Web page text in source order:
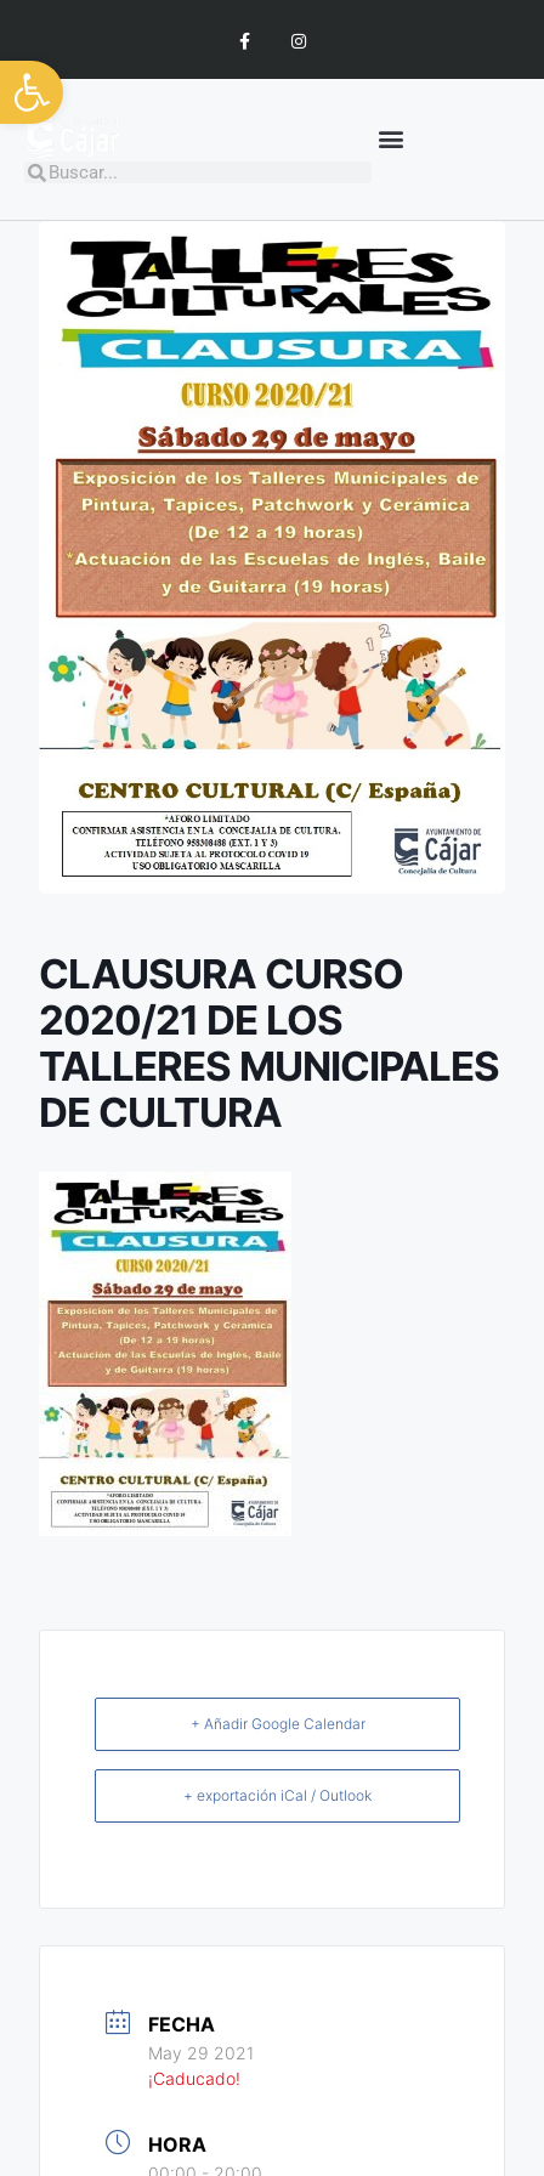
Abrir barra de herramientas
CLAUSURA CURSO
2020/21 DE LOS
TALLERES MUNICIPALES
DE CULTURA
+ Añadir Google Calendar
+ exportación iCal / Outlook
FECHA
May 29 2021
¡Caducado!
HORA